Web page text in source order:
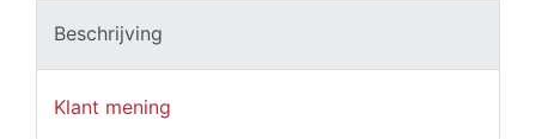
Beschrijving
Klant mening